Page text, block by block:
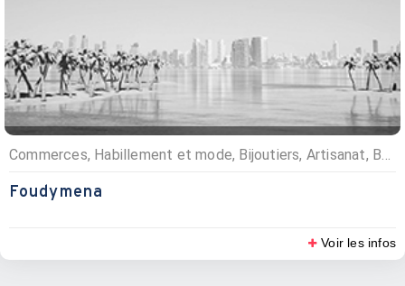
Foudymena
Voir les infos